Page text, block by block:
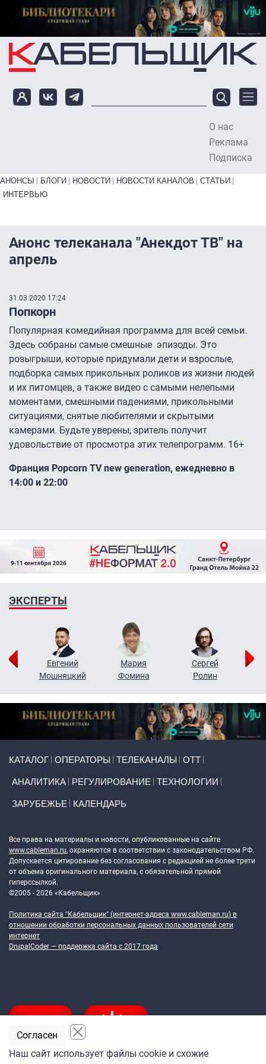
Перейти к основному содержанию
О нас
Реклама
Подписка
Primary links bottom
АНОНСЫ БЛОГИ НОВОСТИ НОВОСТИ КАНАЛОВ
СТАТЬИ
ИНТЕРВЬЮ
Анонс телеканала "Анекдот ТВ" на
апрель
31.03.2020 17:24
Попкорн
Популярная комедийная программа для всей семьи.
Здесь собраны самые смешные эпизоды. Это
розыгрыши, которые придумали дети и взрослые,
подборка самых прикольных роликов из жизни людей
и их питомцев, а также видео с самыми нелепыми
моментами, смешными падениями, прикольными
ситуациями, снятые любителями и скрытыми
камерами. Будьте уверены, зритель получит
удовольствие от просмотра этих телепрограмм. 16+
Франция Popcorn TV new generation, ежедневно в
14:00 и 22:00
ЭКСПЕРТЫ
Евгений
Мошняцкий
Мария
Фомина
Сергей
Ролин
КАТАЛОГ ОПЕРАТОРЫ ТЕЛЕКАНАЛЫ ОТТ
АНАЛИТИКА РЕГУЛИРОВАНИЕ ТЕХНОЛОГИИ
ЗАРУБЕЖЬЕ КАЛЕНДАРЬ
Все права на материалы и новости, опубликованные на сайте
www.cableman.ru, охраняются в соответствии с законодательством РФ.
Допускается цитирование без согласования с редакцией не более трети
от объема оригинального материала, с обязательной прямой
гиперссылкой.
©2005 - 2026 «Кабельщик»
Политика сайта "Кабельщик" (интернет-адреса www.cableman.ru) в
отношении обработки персональных данных пользователей сети
интернет
DrupalCoder — поддержка сайта c 2017 года
Наш сайт использует файлы cookie и схожие
Согласен